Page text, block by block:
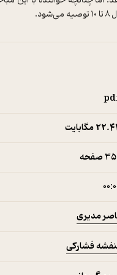
مگابایت
صفحه
مدیری
فشارکی